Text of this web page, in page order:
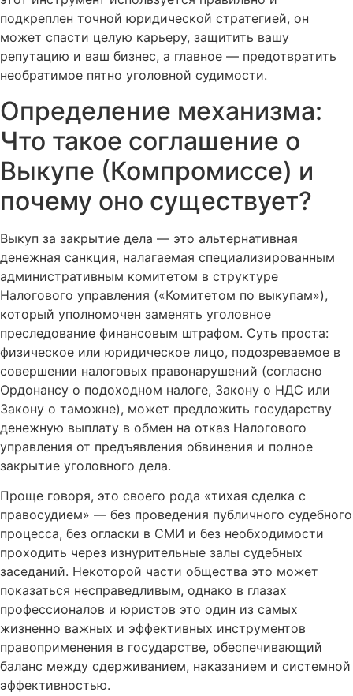
подкреплен точной юридической стратегией, он
может спасти целую карьеру, защитить вашу
репутацию и ваш бизнес, а главное — предотвратить
необратимое пятно уголовной судимости.
Определение механизма:
Что такое соглашение о
Выкупе (Компромиссе) и
почему оно существует?
Выкуп за закрытие дела — это альтернативная
денежная санкция, налагаемая специализированным
административным комитетом в структуре
Налогового управления («Комитетом по выкупам»),
который уполномочен заменять уголовное
преследование финансовым штрафом. Суть проста:
физическое или юридическое лицо, подозреваемое в
совершении налоговых правонарушений (согласно
Ордонансу о подоходном налоге, Закону о НДС или
Закону о таможне), может предложить государству
денежную выплату в обмен на отказ Налогового
управления от предъявления обвинения и полное
закрытие уголовного дела.
Проще говоря, это своего рода «тихая сделка с
правосудием» — без проведения публичного судебного
процесса, без огласки в СМИ и без необходимости
проходить через изнурительные залы судебных
заседаний. Некоторой части общества это может
показаться несправедливым, однако в глазах
профессионалов и юристов это один из самых
жизненно важных и эффективных инструментов
правоприменения в государстве, обеспечивающий
баланс между сдерживанием, наказанием и системной
эффективностью.